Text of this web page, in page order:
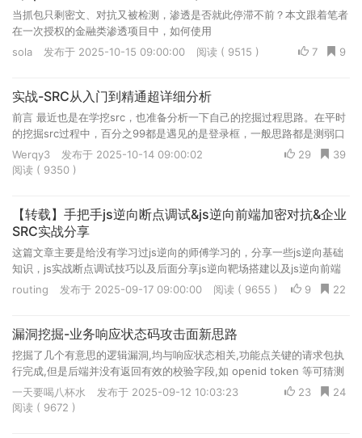
当抓包只剩密文、对抗又被检测，渗透是否就此停滞不前？本文跟着笔者
在一次授权的金融类渗透项目中，如何使用
rpc+frida+flask+autodecoder，一步步剥离算法，还原明文，最终产出
9
7
sola 发布于 2025-10-15 09:00:00 阅读 ( 9515 )
实战-SRC从入门到精通超详细分析
前言 最近也是在学挖src，也准备分析一下自己的挖掘过程思路。在平时
的挖掘src过程中，百分之99都是遇见的是登录框，一般思路都是测弱口
令啊，登录框测sql啊，熊猫头识别接口拼接测试未授权啊，...
39
29
Werqy3
发布于 2025-10-14 09:00:02
阅读 ( 9350 )
【转载】手把手js逆向断点调试&js逆向前端加密对抗&企业
SRC实战分享
这篇文章主要是给没有学习过js逆向的师傅学习的，分享一些js逆向基础
知识，js实战断点调试技巧以及后面分享js逆向靶场搭建以及js逆向前端
加密对抗，拿微信小程序常用的AES、RSA和明文Sign 签名校验绕过几22
9
routing 发布于 2025-09-17 09:00:00 阅读 ( 9655 )
漏洞挖掘-业务响应状态码攻击面新思路
挖掘了几个有意思的逻辑漏洞,均与响应状态相关,功能点关键的请求包执
行完成,但是后端并没有返回有效的校验字段,如 openid token 等可猜测
后端验证并不严格,引出响应状态码思考...文章为笔记复制故无社区水印,
欢迎转载 但请标明社区原创地址
24
23
一天要喝八杯水
发布于 2025-09-12 10:03:23
阅读 ( 9672 )